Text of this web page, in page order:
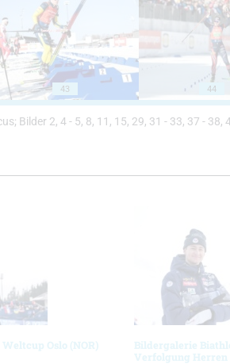
43 44
Bilder 2, 4 - 5, 8, 11, 15, 29, 31 - 33, 37 - 38,
Oslo (NOR)
Bildergalerie
Verfolgung Herren